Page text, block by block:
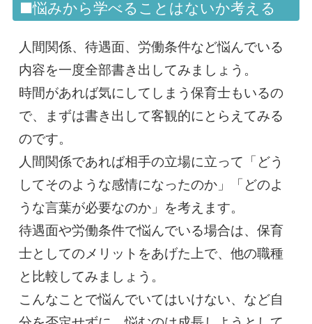
■悩みから学べることはないか考える
人間関係、待遇面、労働条件など悩んでいる
内容を一度全部書き出してみましょう。
時間があれば気にしてしまう保育士もいるの
で、まずは書き出して客観的にとらえてみる
のです。
人間関係であれば相手の立場に立って「どう
してそのような感情になったのか」「どのよ
うな言葉が必要なのか」を考えます。
待遇面や労働条件で悩んでいる場合は、保育
士としてのメリットをあげた上で、他の職種
と比較してみましょう。
こんなことで悩んでいてはいけない、など自